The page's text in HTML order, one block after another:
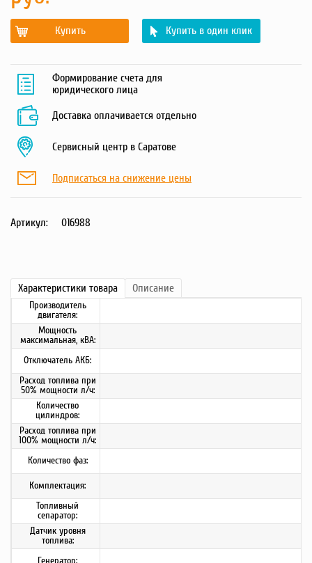
Купить Купить в один клик
Формирование счета для
юридического лица
Доставка оплачивается отдельно
Сервисный центр в Саратове
Подписаться на снижение цены
Артикул: 016988
Характеристики товара Описание
Производитель
двигателя:
Мощность
максимальная, кВА:
Отключатель АКБ:
Расход топлива при
50% мощности л/ч:
Количество
цилиндров:
Расход топлива при
100% мощности л/ч:
Количество фаз:
Комплектация:
Топливный
сепаратор:
Датчик уровня
топлива:
Генератор: